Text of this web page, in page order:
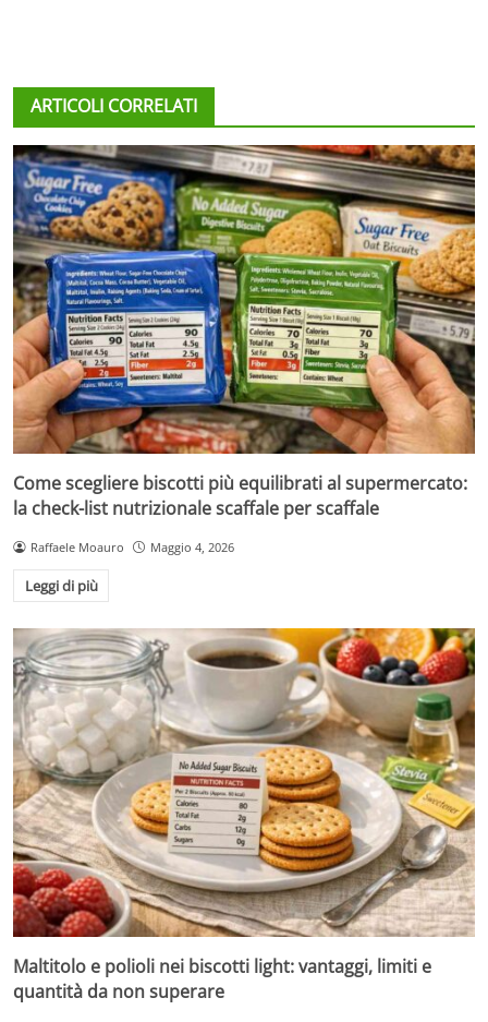
ARTICOLI CORRELATI
Come scegliere biscotti più equilibrati al supermercato:
la check-list nutrizionale scaffale per scaffale
Raffaele Moauro Maggio 4, 2026
Leggi di più
Maltitolo e polioli nei biscotti light: vantaggi, limiti e
quantità da non superare